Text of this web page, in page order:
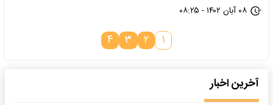
۰۸ آبان ۱۴۰۲ - ۰۸:۲۵
۱ ۲ ۳ ۴
آخرین اخبار